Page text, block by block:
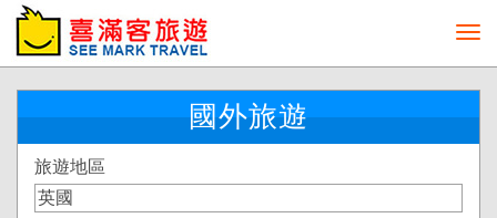
國外旅遊
旅遊地區